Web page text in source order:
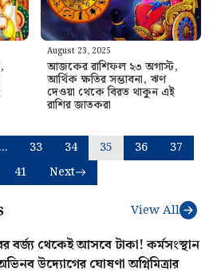
August 23, 2025
আজকের রাশিফল ২৩ অগাস্ট,
আর্থিক ক্ষতির সম্ভাবনা, ঋণ
দেওয়া থেকে বিরত থাকুন এই
রাশির জাতকরা
… 33 34 35 36
37
41 Next
View All
বর্জ্য থেকেই আসবে টাকা! কর্মসংস্থান
উদ্যোগের ঘোষণা অগ্নিমিত্রার